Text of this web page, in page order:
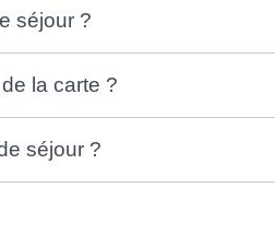
séjour ?
la carte ?
séjour ?